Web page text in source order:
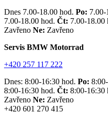
Dnes 7.00-18.00 hod. Po: 7.00-
7.00-18.00 hod. Čt: 7.00-18.00
Zavřeno Ne: Zavřeno
Servis BMW Motorrad
+420 257 117 222
Dnes: 8:00-16:30 hod. Po:
8:00-16:30 hod. Čt: 8:00-16:30
Zavřeno Ne: Zavřeno
+420 601 270 415